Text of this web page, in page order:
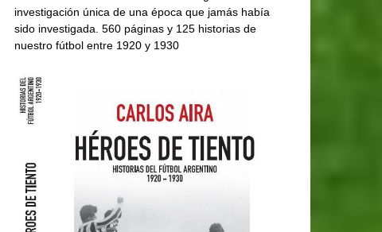
investigación única de una época que jamás había
sido investigada. 560 páginas y 125 historias de
nuestro fútbol entre 1920 y 1930